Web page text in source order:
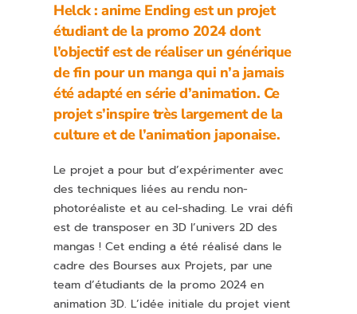
Helck : anime Ending est un projet
étudiant de la promo 2024 dont
l’objectif est de réaliser un générique
de fin pour un manga qui n’a jamais
été adapté en série d’animation. Ce
projet s’inspire très largement de la
culture et de l’animation japonaise.
Le projet a pour but d’expérimenter avec
des techniques liées au rendu non-
photoréaliste et au cel-shading. Le vrai défi
est de transposer en 3D l’univers 2D des
mangas ! Cet ending a été réalisé dans le
cadre des Bourses aux Projets, par une
team d’étudiants de la promo 2024 en
animation 3D. L’idée initiale du projet vient